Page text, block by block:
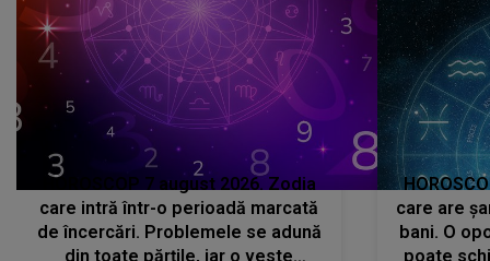
HOROSCOP 7 august 2026. Zodia
care intră într-o perioadă marcată
de încercări. Problemele se adună
din toate părțile, iar o veste
care are
bani. O
poate